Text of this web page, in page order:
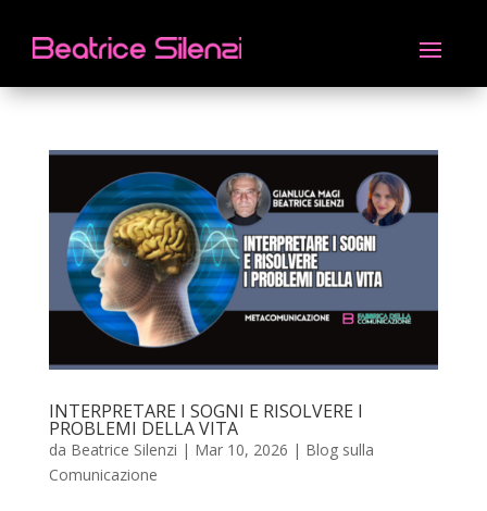
INTERPRETARE I SOGNI E RISOLVERE I
PROBLEMI DELLA VITA
da Beatrice Silenzi | Mar 10, 2026 | Blog sulla
Comunicazione